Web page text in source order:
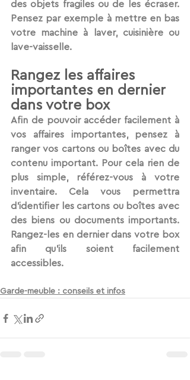
des objets fragiles ou de les écraser.
Pensez par exemple à mettre en bas
votre machine à laver, cuisinière ou
lave-vaisselle.
Rangez les affaires
importantes en dernier
dans votre box
Afin de pouvoir accéder facilement à
vos affaires importantes, pensez à
ranger vos cartons ou boîtes avec du
contenu important. Pour cela rien de
plus simple, référez-vous à votre
inventaire. Cela vous permettra
d’identifier les cartons ou boîtes avec
des biens ou documents importants.
Rangez-les en dernier dans votre box
afin qu’ils soient facilement
accessibles.
Garde-meuble : conseils et infos